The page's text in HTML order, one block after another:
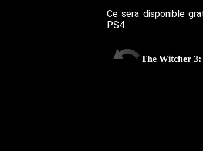
Ce sera disponible
PS4.
The Witcher 3: